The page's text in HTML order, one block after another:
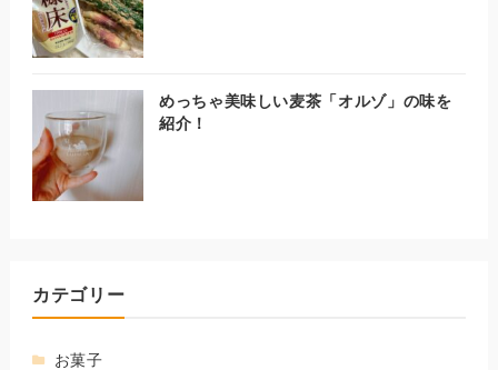
めっちゃ美味しい麦茶「オルゾ」の味を
紹介！
カテゴリー
お菓子